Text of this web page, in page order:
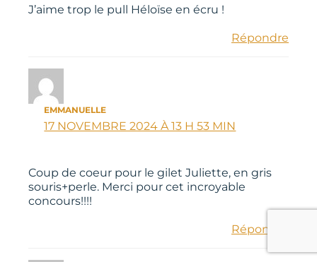
J’aime trop le pull Héloïse en écru !
Répondre
EMMANUELLE
17 NOVEMBRE 2024 À 13 H 53 MIN
Coup de coeur pour le gilet Juliette, en gris
souris+perle. Merci pour cet incroyable
concours!!!!
Répondre